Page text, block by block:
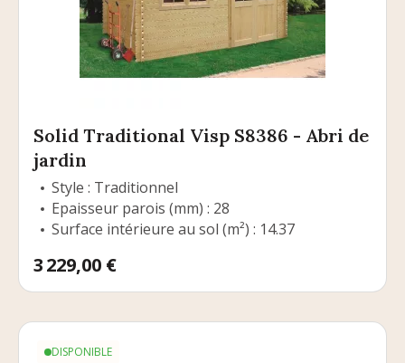
Solid Traditional Visp S8386 - Abri de
jardin
Style : Traditionnel
Epaisseur parois (mm) : 28
Surface intérieure au sol (m²) : 14.37
Prix
3 229,00 €
DISPONIBLE